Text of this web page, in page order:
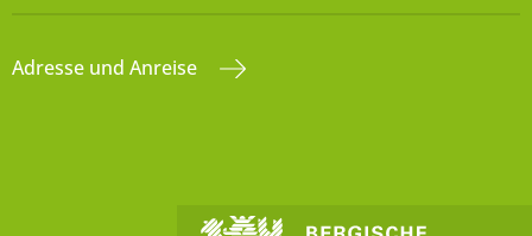
Adresse und Anreise